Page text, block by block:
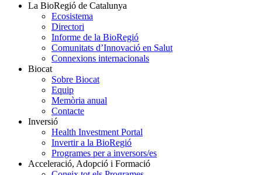
La BioRegió de Catalunya
Ecosistema
Directori
Informe de la BioRegió
Comunitats d’Innovació en Salut
Connexions internacionals
Biocat
Sobre Biocat
Equip
Memòria anual
Contacte
Inversió
Health Investment Portal
Invertir a la BioRegió
Programes per a inversors/es
Acceleració, Adopció i Formació